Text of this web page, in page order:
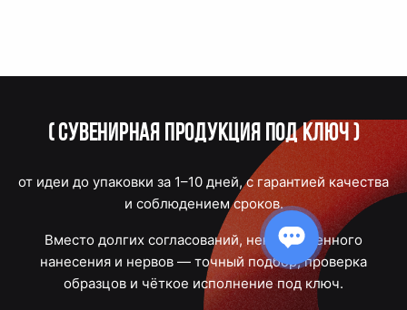
(Сувенирная продукция под ключ)
от идеи до упаковки за 1–10 дней, с гарантией качества
и соблюдением сроков.
Вместо долгих согласований, некачественного
нанесения и нервов — точный подбор, проверка
образцов и чёткое исполнение под ключ.